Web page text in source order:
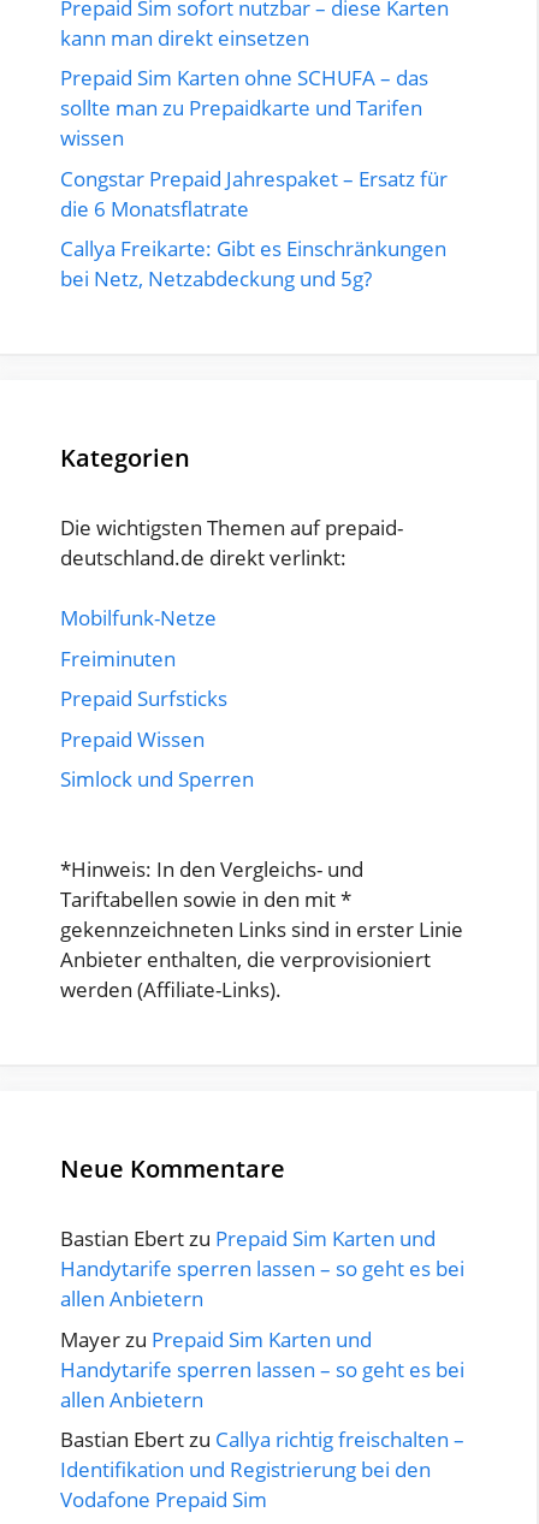
Prepaid Sim sofort nutzbar – diese Karten
kann man direkt einsetzen
Prepaid Sim Karten ohne SCHUFA – das
sollte man zu Prepaidkarte und Tarifen
wissen
Congstar Prepaid Jahrespaket – Ersatz für
die 6 Monatsflatrate
Callya Freikarte: Gibt es Einschränkungen
bei Netz, Netzabdeckung und 5g?
Kategorien
Die wichtigsten Themen auf prepaid-
deutschland.de direkt verlinkt:
Mobilfunk-Netze
Freiminuten
Prepaid Surfsticks
Prepaid Wissen
Simlock und Sperren
*Hinweis: In den Vergleichs- und
Tariftabellen sowie in den mit *
gekennzeichneten Links sind in erster Linie
Anbieter enthalten, die verprovisioniert
werden (Affiliate-Links).
Neue Kommentare
Bastian Ebertzu Prepaid Sim Karten und
Handytarife sperren lassen – so geht es bei
allen Anbietern
Mayer zu Prepaid Sim Karten und
Handytarife sperren lassen – so geht es bei
allen Anbietern
Bastian Ebertzu Callya richtig freischalten –
Identifikation und Registrierung bei den
Vodafone Prepaid Sim